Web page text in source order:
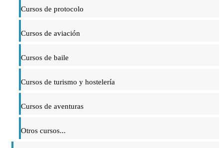
Cursos de protocolo
Cursos de aviación
Cursos de baile
Cursos de turismo y hostelería
Cursos de aventuras
Otros cursos...